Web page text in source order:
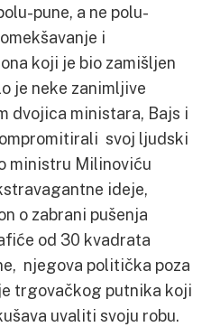
pune, a ne polu-
i
koji je bio zamišljen
je neke zanimljive
dvojica ministara, Bajs i
svoj ljudski
ministru Milinoviću
ideje,
o zabrani pušenja
od 30 kvadrata
njegova politička poza
trgovačkog putnika koji
uvaliti svoju robu.